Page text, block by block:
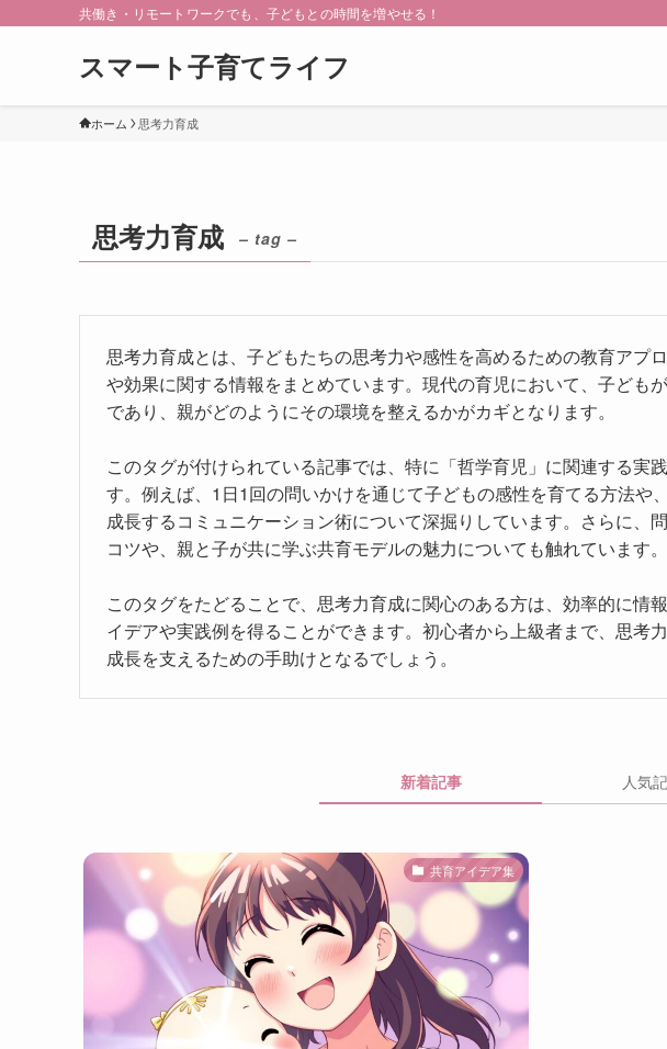
共働き・リモートワークでも、子どもとの時間を増やせる！
スマート子育てライフ
ホーム 思考力育成
思考力育成 – tag –
思考力育成とは、子どもたちの思考力や感性を高めるための教育アプ
や効果に関する情報をまとめています。現代の育児において、子ども
であり、親がどのようにその環境を整えるかがカギとなります。
このタグが付けられている記事では、特に「哲学育児」に関連する実
す。例えば、1日1回の問いかけを通じて子どもの感性を育てる方法や
成長するコミュニケーション術について深掘りしています。さらに、
コツや、親と子が共に学ぶ共育モデルの魅力についても触れています。
このタグをたどることで、思考力育成に関心のある方は、効率的に情
イデアや実践例を得ることができます。初心者から上級者まで、思考
成長を支えるための手助けとなるでしょう。
新着記事 人気
共育アイデア集